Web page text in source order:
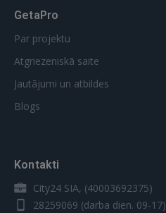
GetaPro
Par projektu
Atgriezeniskā saite
Jautājumi un atbildes
Blogs
Kontakti
City24 SIA, (40003692375)
28259069 (darba dien. 09-17)